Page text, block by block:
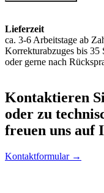
Lieferzeit
ca. 3-6 Arbeitstage ab
Korrekturabzuges bis 35
oder gerne nach
Kontaktieren
oder zu
freuen uns auf
Kontaktformular →